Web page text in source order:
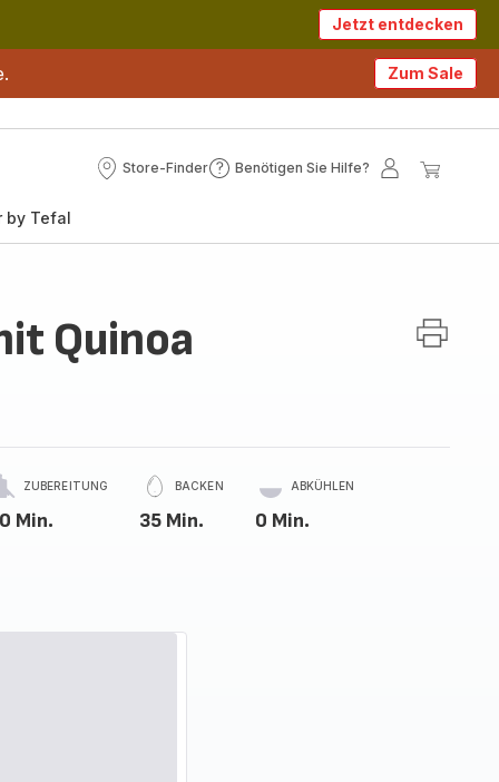
Jetzt entdecken
Zum Sale
Store-Finder
Store-
Benötigen Sie Hilfe?
Benötigen
Mein
by Tefal
Quinoa
ZUBEREITUNG
Min.
BACKEN
35 Min.
ABKÜHLEN
0 Min.